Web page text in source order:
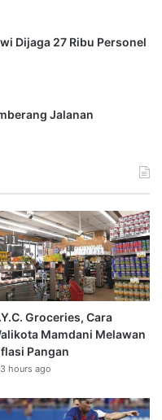
Dijaga 27 Ribu Personel
Jalanan
Groceries, Cara
Mamdani Melawan
Pangan
3 hours ago